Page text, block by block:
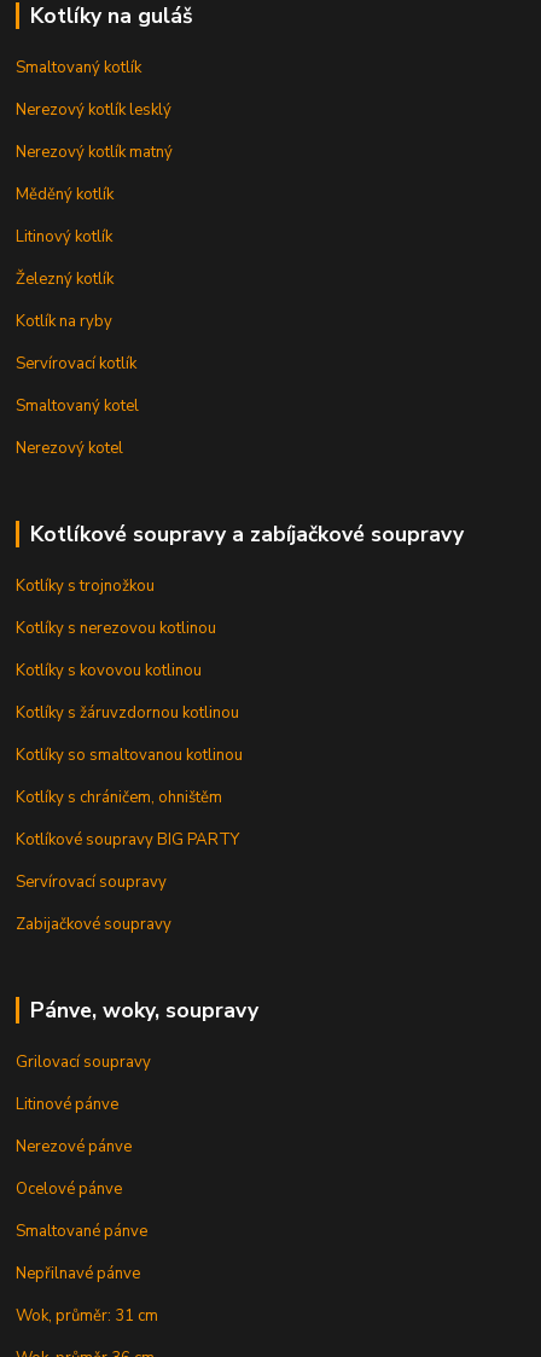
Kotlíky na guláš
Smaltovaný kotlík
Nerezový kotlík lesklý
Nerezový kotlík matný
Měděný kotlík
Litinový kotlík
Železný kotlík
Kotlík na ryby
Servírovací kotlík
Smaltovaný kotel
Nerezový kotel
Kotlíkové soupravy a zabíjačkové soupravy
Kotlíky s trojnožkou
Kotlíky s nerezovou kotlinou
Kotlíky s kovovou kotlinou
Kotlíky s žáruvzdornou kotlinou
Kotlíky so smaltovanou kotlinou
Kotlíky s chráničem, ohništěm
Kotlíkové soupravy BIG PARTY
Servírovací soupravy
Zabijačkové soupravy
Pánve, woky, soupravy
Grilovací soupravy
Litinové pánve
Nerezové pánve
Ocelové pánve
Smaltované pánve
Nepřilnavé pánve
Wok, průměr: 31 cm